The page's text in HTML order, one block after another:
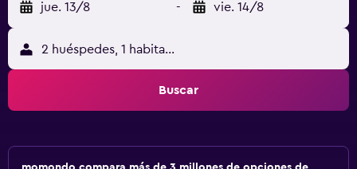
jue. 13/8 - vie. 14/8
2 huéspedes, 1 habitación
Buscar